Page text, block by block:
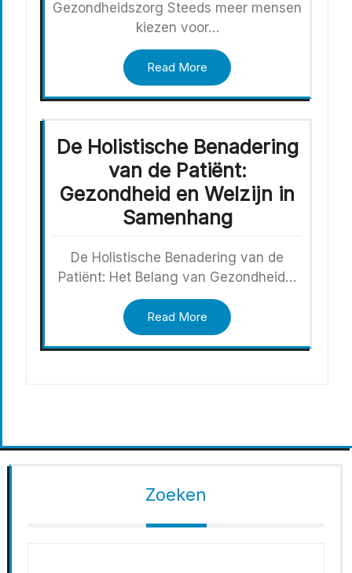
Gezondheidszorg Steeds meer mensen
kiezen voor…
Read More
De Holistische Benadering
van de Patiënt:
Gezondheid en Welzijn in
Samenhang
De Holistische Benadering van de
Patiënt: Het Belang van Gezondheid…
Read More
Zoeken